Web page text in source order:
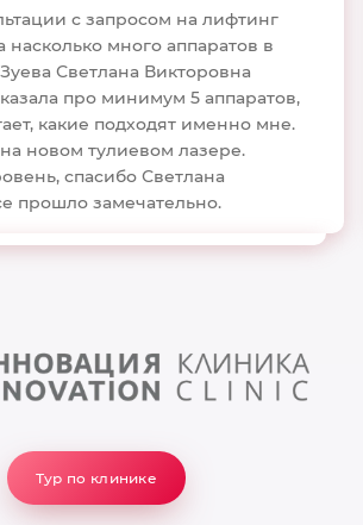
с запросом на лифтинг
насколько много аппаратов в
Светлана Викторовна
про минимум 5 аппаратов,
какие подходят именно мне.
новом тулиевом лазере.
спасибо Светлана
прошло замечательно.
Тур по клинике